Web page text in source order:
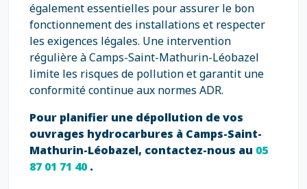
également essentielles pour assurer le bon
fonctionnement des installations et respecter
les exigences légales. Une intervention
régulière à Camps-Saint-Mathurin-Léobazel
limite les risques de pollution et garantit une
conformité continue aux normes ADR.
Pour planifier une dépollution de vos
ouvrages hydrocarbures à Camps-Saint-
Mathurin-Léobazel, contactez-nous au 05
87 01 71 40.